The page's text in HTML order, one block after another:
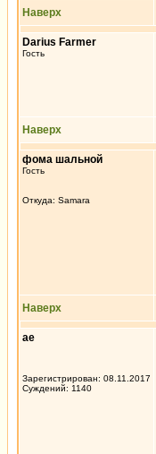
Наверх
Darius Farmer
Гость
Наверх
фома шальной
Гость
Откуда: Samara
Наверх
ae
Зарегистрирован: 08.11.2017
Суждений: 1140